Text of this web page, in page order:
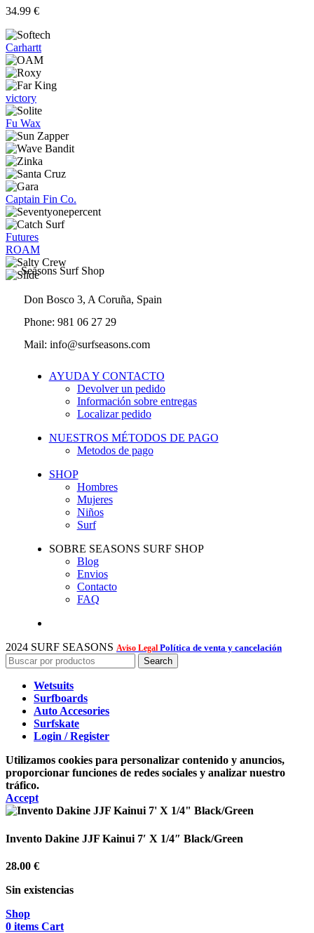
34.99 €
Carhartt
victory
Fu Wax
Captain Fin Co.
Futures
ROAM
Seasons Surf Shop
Don Bosco 3, A Coruña, Spain
Phone: 981 06 27 29
Mail: info@surfseasons.com
AYUDA Y CONTACTO
Devolver un pedido
Información sobre entregas
Localizar pedido
NUESTROS MÉTODOS DE PAGO
Metodos de pago
SHOP
Hombres
Mujeres
Niños
Surf
SOBRE SEASONS SURF SHOP
Blog
Envios
Contacto
FAQ
2024 SURF SEASONS Aviso Legal Política de venta y cancelación
Search
Wetsuits
Surfboards
Auto Accesories
Surfskate
Login / Register
Utilizamos cookies para personalizar contenido y anuncios,
proporcionar funciones de redes sociales y analizar nuestro
tráfico.
Accept
Invento Dakine JJF Kainui 7′ X 1/4″ Black/Green
28.00 €
Sin existencias
Shop
0 items Cart